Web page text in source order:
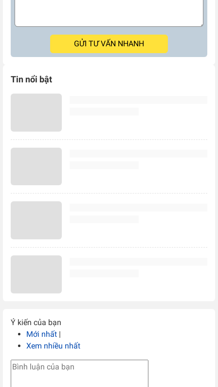
GỬI TƯ VẤN NHANH
Tin nổi bật
Ý kiến của bạn
Mới nhất |
Xem nhiều nhất